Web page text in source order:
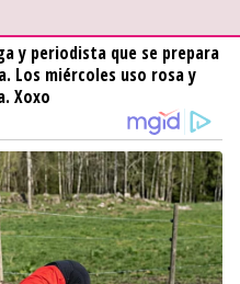
y periodista que se prepara
Los miércoles uso rosa y
Xoxo